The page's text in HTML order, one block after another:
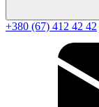
+380 (67) 412 42 42